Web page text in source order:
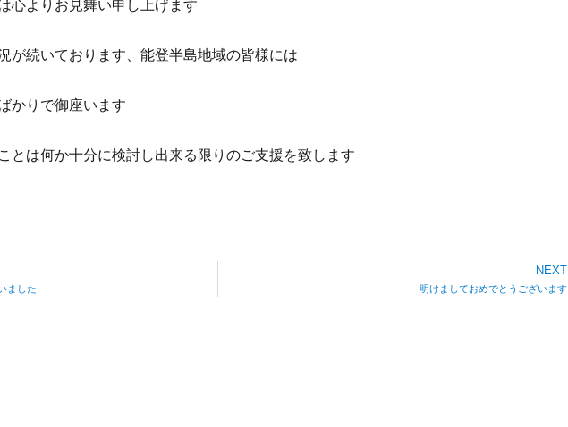
心よりお見舞い申し上げます
が続いております、能登半島地域の皆様には
かりで御座います
とは何か十分に検討し出来る限りのご支援を致します
ました
NEXT
明けましておめでとうございます